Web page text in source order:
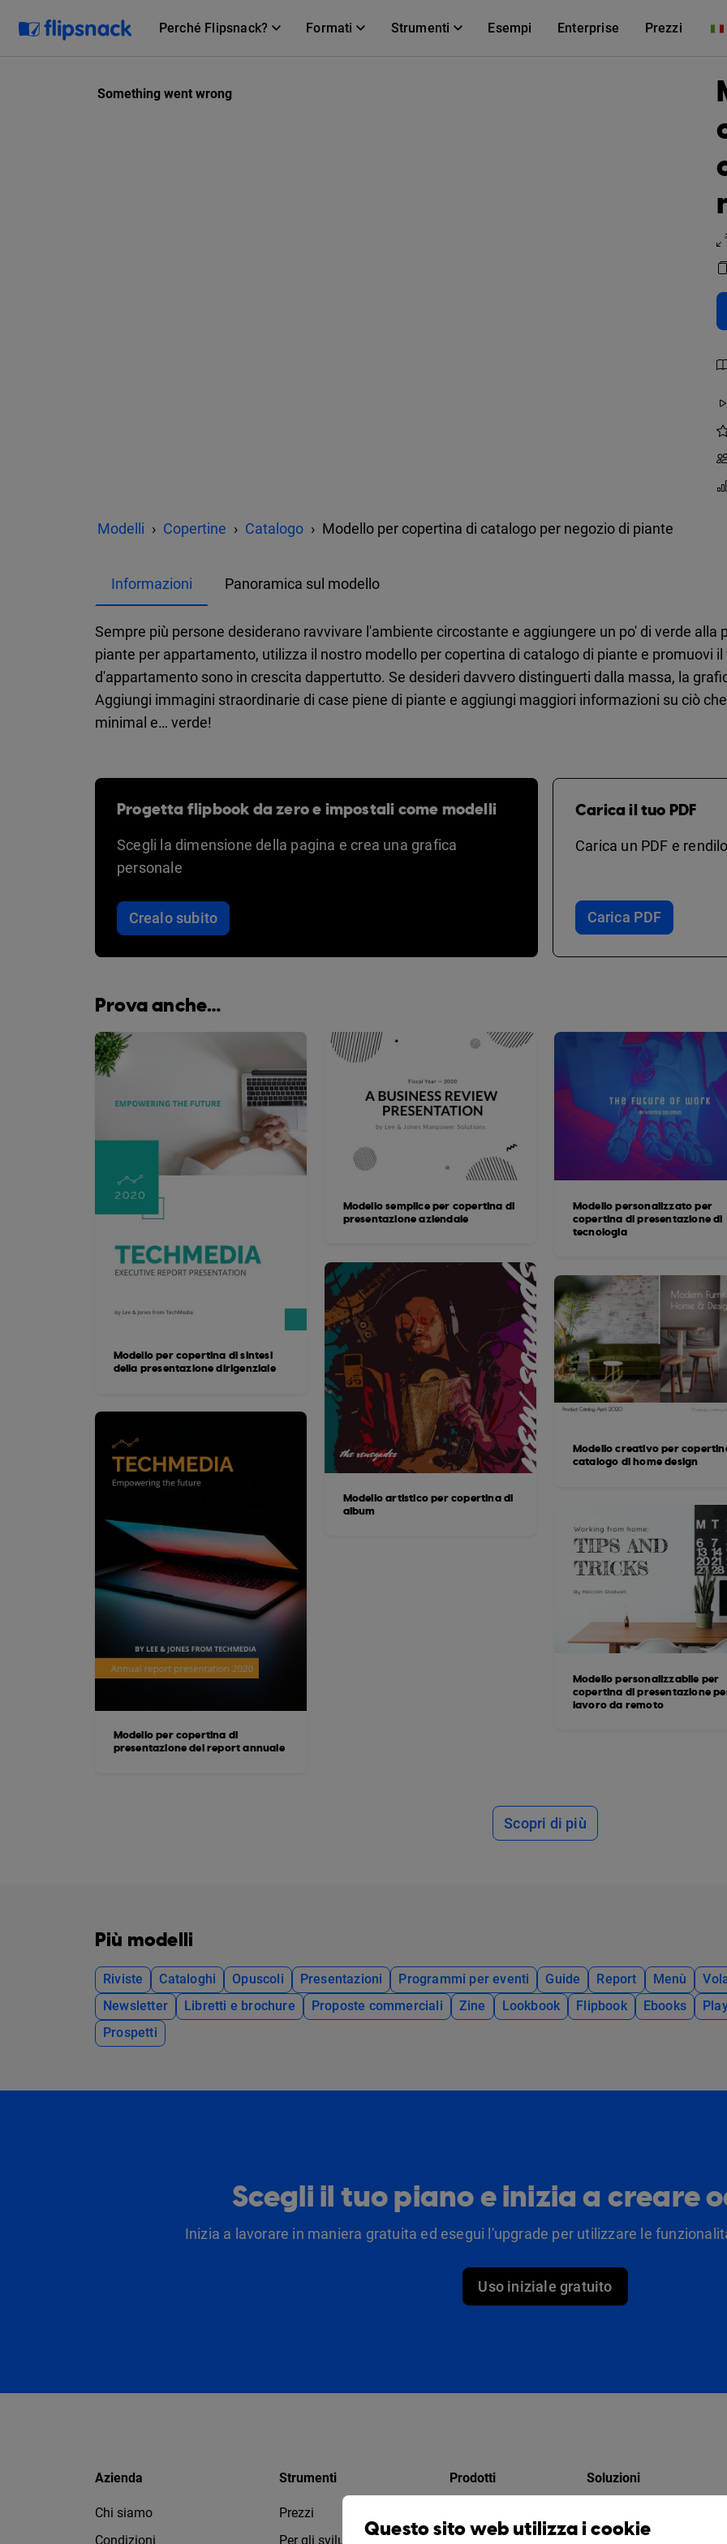
Perché Flipsnack? Formati Strumenti Esempi Enterprise Prezzi
Modelli Copertine Catalogo Modello per copertina di catalogo per negozio di piante
Informazioni Panoramica sul modello
Sempre più persone desiderano ravvivare l'ambiente circostante e aggiungere un po' di verde alla
piante per appartamento, utilizza il nostro modello per copertina di catalogo di piante e promuovi
d'appartamento sono in crescita dappertutto. Se desideri davvero distinguerti dalla massa, la
Aggiungi immagini straordinarie di case piene di piante e aggiungi maggiori informazioni su ciò
minimal e… verde!
Progetta flipbook da zero e impostali come modelli
Scegli la dimensione della pagina e crea una grafica
personale
Crealo subito
Carica il tuo PDF
Carica un PDF e
Carica PDF
Prova anche…
Modello per copertina di sintesi
della presentazione dirigenziale
Modello per copertina di
presentazione del report annuale
Modello semplice per copertina di
presentazione aziendale
Modello artistico per copertina di
album
Modello personalizzato per
copertina di presentazione di
tecnologia
Modello creativo per
catalogo di home design
Modello personalizzabile per
copertina di presentazione
lavoro da remoto
Scopri di più
Più modelli
Riviste Cataloghi Opuscoli Presentazioni Programmi per eventi Guide Report Menù
Newsletter
Libretti e brochure Proposte commerciali Zine Lookbook Flipbook Ebooks
Prospetti
Scegli il tuo piano e inizia a creare
Inizia a lavorare in maniera gratuita ed esegui l'upgrade per utilizzare le
Uso iniziale gratuito
Azienda
Chi siamo
Condizioni
Strumenti
Prezzi
Per gli sviluppatori
Prodotti
Libreria virtuale
Soluzioni
Per le aziende
Questo sito web utilizza i cookie